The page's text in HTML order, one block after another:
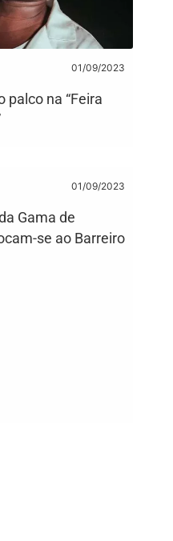
01/09/2023
palco na “Feira
01/09/2023
Gama de
se ao Barreiro